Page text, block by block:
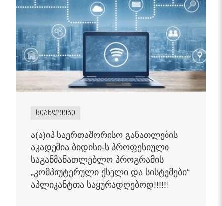
სიახლეები
ა(ა)იპ საერთაშორისო განათლების
აკადემია ბიდისი-ს პროფესიული
საგანმანათლებლო პროგრამის
„კომპიუტერული ქსელი და სისტემები“
აპლიკანტთა საყურადღებოდ!!!!!!